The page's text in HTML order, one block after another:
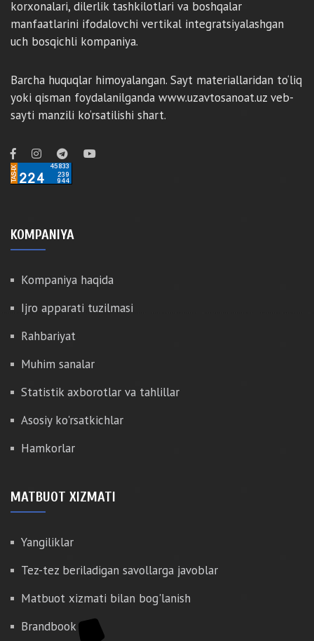
korxonalari, dilerlik tashkilotlari va boshqalar
manfaatlarini ifodalovchi vertikal integratsiyalashgan
uch bosqichli kompaniya.
Barcha huquqlar himoyalangan. Sayt materiallaridan to‘liq
yoki qisman foydalanilganda www.uzavtosanoat.uz veb-
sayti manzili ko‘rsatilishi shart.
KOMPANIYA
Kompaniya haqida
Ijro apparati tuzilmasi
Rahbariyat
Muhim sanalar
Statistik axborotlar va tahlillar
Asosiy ko'rsatkichlar
Hamkorlar
MATBUOT XIZMATI
Yangiliklar
Tez-tez beriladigan savollarga javoblar
Matbuot xizmati bilan bog'lanish
Brandbook